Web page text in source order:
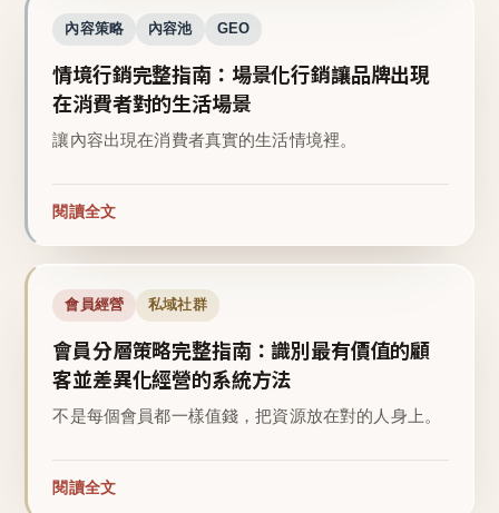
內容策略 內容池 GEO
情境行銷完整指南：場景化行銷讓品牌出現
在消費者對的生活場景
讓內容出現在消費者真實的生活情境裡。
閱讀全文
會員經營 私域社群
會員分層策略完整指南：識別最有價值的顧
客並差異化經營的系統方法
不是每個會員都一樣值錢，把資源放在對的人身上。
閱讀全文